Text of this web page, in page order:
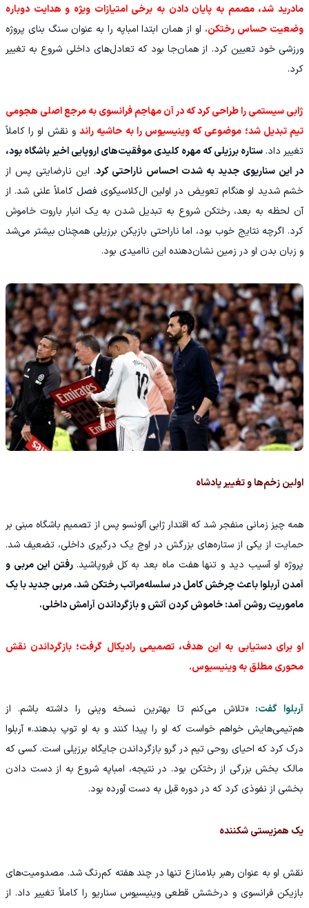
مادرید شد، مصمم به پایان دادن به برخی امتیازات ویژه و هدایت دوباره
وضعیت حساس رختکن. او از همان ابتدا امباپه را به عنوان سنگ بنای پروژه
ورزشی خود تعیین کرد. از همان‌جا بود که تعادل‌های داخلی شروع به تغییر
کرد.
ژابی سیستمی را طراحی کرد که در آن مهاجم فرانسوی به مرجع اصلی هجومی
تیم تبدیل شد؛ موضوعی که وینیسیوس را به حاشیه راندو نقش او را کاملاً
تغییر داد.ستاره برزیلی که مهره کلیدی موفقیت‌های اروپایی اخیر باشگاه بود،
در این سناریوی جدید به شدت احساس ناراحتی کرد. این نارضایتی پس از
خشم شدید او هنگام تعویض در اولین ال‌کلاسیکوی فصل کاملاً علنی شد. از
آن لحظه به بعد، رختکن شروع به تبدیل شدن به یک انبار باروت خاموش
کرد. اگرچه نتایج خوب بود، اما ناراحتی بازیکن برزیلی همچنان بیشتر می‌شد
و زبان بدن او در زمین نشان‌دهنده این ناامیدی بود.
اولین زخم‌ها و تغییر پادشاه
همه چیز زمانی منفجر شد که اقتدار ژابی آلونسو پس از تصمیم باشگاه مبنی بر
حمایت از یکی از ستاره‌های بزرگش در اوج یک درگیری داخلی، تضعیف شد.
پروژه او آسیب دید و تنها هفت ماه بعد به کل فروپاشید. رفتن این مربی و
آمدن آربلوا باعث چرخش کامل در سلسله‌مراتب رختکن شد. مربی جدید با یک
ماموریت روشن آمد: خاموش کردن آتش و بازگرداندن آرامش داخلی.
او برای دستیابی به این هدف، تصمیمی رادیکال گرفت؛ بازگرداندن نقش
محوری مطلق به وینیسیوس.
آربلوا گفت: «تلاش می‌کنم تا بهترین نسخه وینی را داشته باشم. از
هم‌تیمی‌هایش خواهم خواست که او را پیدا کنند و به او توپ بدهند.» آربلوا
درک کرد که احیای روحی تیم در گرو بازگرداندن جایگاه برزیلی است. کسی که
مالک بخش بزرگی از رختکن بود. در نتیجه، امباپه شروع به از دست دادن
بخشی از نفوذی کرد که در دوره قبل به دست آورده بود.
یک همزیستی شکننده
نقش او به عنوان رهبر بلامنازع تنها در چند هفته کم‌رنگ شد. مصدومیت‌های
بازیکن فرانسوی و درخشش قطعی وینیسیوس سناریو را کاملاً تغییر داد. از